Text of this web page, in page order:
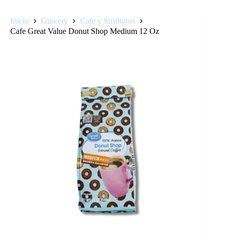
Inicio Grocery
Cafe y Sustitutos
Cafe Great Value Donut Shop Medium 12 Oz